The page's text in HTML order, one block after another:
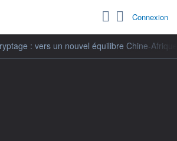
Connexion
: vers un nouvel équilibre Chine-